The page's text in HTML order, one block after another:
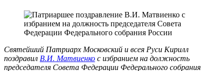
Святейший Патриарх Московский и всея Руси Кирилл
поздравил В.И. Матвиенко с избранием на должность
председателя Совета Федерации Федерального собрания